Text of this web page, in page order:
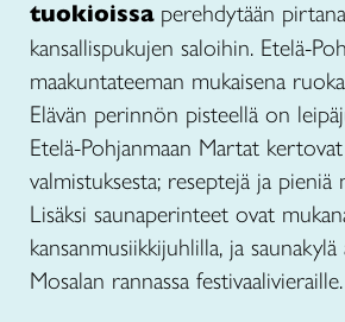
tuokioissaperehdytään
kansallispukujen saloihin. Etelä-
maakuntateeman mukaisena
Elävän perinnön pisteellä on
Etelä-Pohjanmaan Martat
valmistuksesta; reseptejä ja pieniä
Lisäksi saunaperinteet ovat
kansanmusiikkijuhlilla, ja saunakylä
Mosalan rannassa festivaalivieraille.